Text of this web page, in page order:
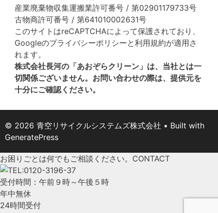
産業廃棄物収集運搬業許可番号 / 第02901179733号
古物商許可番号 / 第641010002631号
このサイトはreCAPTCHAによって保護されており、
Googleのプライバシーポリシーと利用規約が適用さ
れます。
株式会社長河の「あおぞらクリーン」は、当社とは一
切関係ございません。お問い合わせの際は、提供元を
十分にご確認ください。
© 2026 青空リサイクルシステムズ株式会社 • Built with
GeneratePress
お困りごとは何でもご相談ください。 CONTACT
受付時間：午前９時～午後５時
年中無休
24時間受付